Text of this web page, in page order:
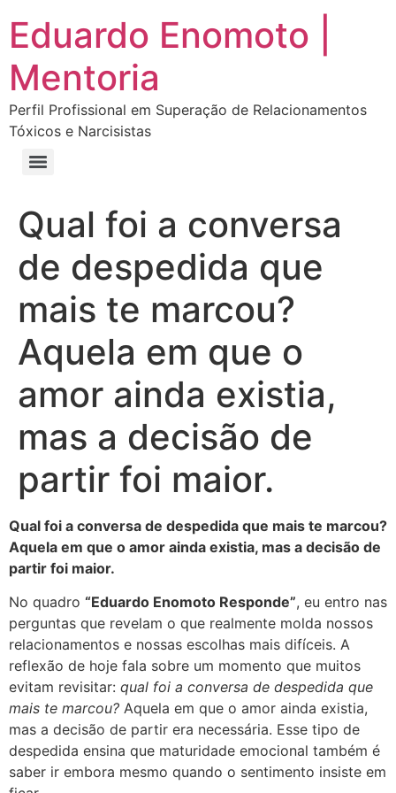
Eduardo Enomoto |
Mentoria
Perfil Profissional em Superação de Relacionamentos
Tóxicos e Narcisistas
Qual foi a conversa
de despedida que
mais te marcou?
Aquela em que o
amor ainda existia,
mas a decisão de
partir foi maior.
Qual foi a conversa de despedida que mais te marcou?
Aquela em que o amor ainda existia, mas a decisão de
partir foi maior.
No quadro “Eduardo Enomoto Responde”, eu entro nas
perguntas que revelam o que realmente molda nossos
relacionamentos e nossas escolhas mais difíceis. A
reflexão de hoje fala sobre um momento que muitos
evitam revisitar: qual foi a conversa de despedida que
mais te marcou? Aquela em que o amor ainda existia,
mas a decisão de partir era necessária. Esse tipo de
despedida ensina que maturidade emocional também é
saber ir embora mesmo quando o sentimento insiste em